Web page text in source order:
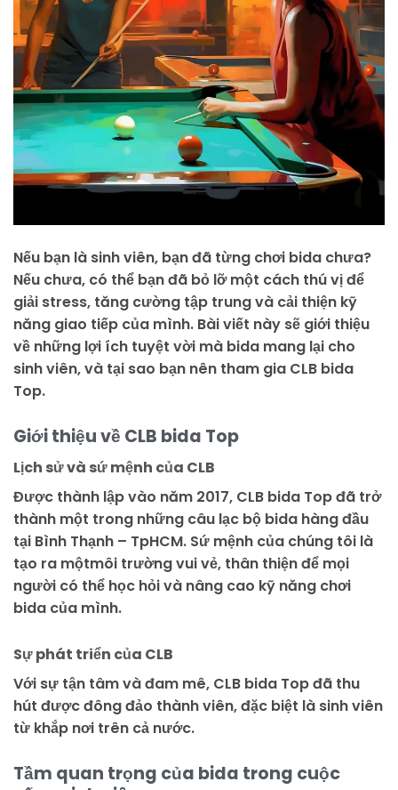
Nếu bạn là sinh viên, bạn đã từng chơi bida chưa?
Nếu chưa, có thể bạn đã bỏ lỡ một cách thú vị để
giải stress, tăng cường tập trung và cải thiện kỹ
năng giao tiếp của mình. Bài viết này sẽ giới thiệu
về những lợi ích tuyệt vời mà bida mang lại cho
sinh viên, và tại sao bạn nên tham gia CLB bida
Top.
Giới thiệu về CLB bida Top
Lịch sử và sứ mệnh của CLB
Được thành lập vào năm 2017, CLB bida Top đã trở
thành một trong những câu lạc bộ bida hàng đầu
tại Bình Thạnh – TpHCM. Sứ mệnh của chúng tôi là
tạo ra mộtmôi trường vui vẻ, thân thiện để mọi
người có thể học hỏi và nâng cao kỹ năng chơi
bida của mình.
Sự phát triển của CLB
Với sự tận tâm và đam mê, CLB bida Top đã thu
hút được đông đảo thành viên, đặc biệt là sinh viên
từ khắp nơi trên cả nước.
Tầm quan trọng của bida trong cuộc